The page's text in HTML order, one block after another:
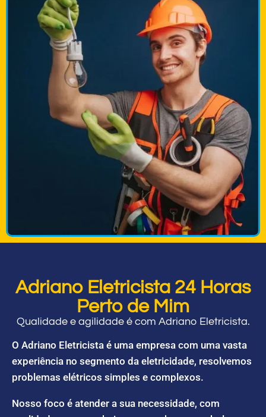
Adriano Eletricista 24 Horas
Perto de Mim
Qualidade e agilidade é com Adriano Eletricista.
O Adriano Eletricista é uma empresa com uma vasta
experiência no segmento da eletricidade, resolvemos
problemas elétricos simples e complexos.
Nosso foco é atender a sua necessidade, com